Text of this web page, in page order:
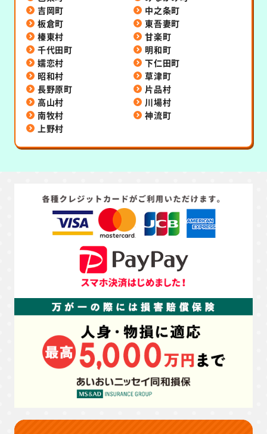
吉岡町
中之条町
板倉町
東吾妻町
榛東村
甘楽町
千代田町
明和町
嬬恋村
下仁田町
昭和村
草津町
長野原町
片品村
高山村
川場村
南牧村
神流町
上野村